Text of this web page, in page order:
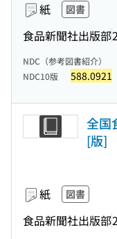
紙 図書
食品新聞社出版部
NDC（参考図書紹介）
NDC10版 588.0921
全国
[版]
紙 図書
食品新聞社出版部